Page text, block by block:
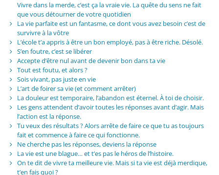
Vivre dans la merde, c’est ça la vraie vie. La quête du sens ne fait
que vous détourner de votre quotidien
La vie parfaite est un fantasme, ce dont vous avez besoin c’est de
survivre à la vôtre
L’école t’a appris à être un bon employé, pas à être riche. Désolé.
S’en foutre, c’est se libérer
Accepte d’être nul avant de devenir bon dans ta vie
Tout est foutu, et alors ?
Sois vivant, pas juste en vie
L’art de foirer sa vie (et comment arrêter)
La douleur est temporaire, l’abandon est éternel. À toi de choisir.
Les gens attendent d’avoir toutes les réponses avant d’agir. Mais
l’action est la réponse.
Tu veux des résultats ? Alors arrête de faire ce que tu as toujours
fait et commence à faire ce qui fonctionne.
Ne cherche pas les réponses, deviens la réponse
La vie est une blague… et t’es pas le héros de l’histoire.
On te dit de vivre ta meilleure vie. Mais si ta vie est déjà merdique,
t’en fais quoi ?